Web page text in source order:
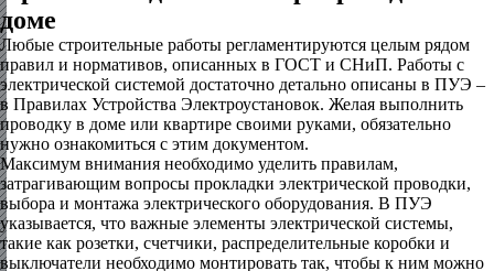
доме
Любые строительные работы регламентируются целым рядом
правил и нормативов, описанных в ГОСТ и СНиП. Работы с
электрической системой достаточно детально описаны в ПУЭ –
в Правилах Устройства Электроустановок. Желая выполнить
проводку в доме или квартире своими руками, обязательно
нужно ознакомиться с этим документом.
Максимум внимания необходимо уделить правилам,
затрагивающим вопросы прокладки электрической проводки,
выбора и монтажа электрического оборудования. В ПУЭ
указывается, что важные элементы электрической системы,
такие как розетки, счетчики, распределительные коробки и
выключатели необходимо монтировать так, чтобы к ним можно